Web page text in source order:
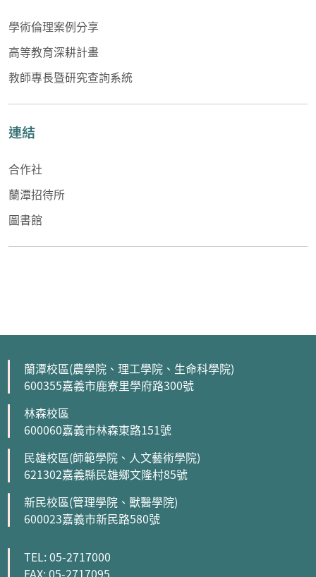
學術倫理案例分享
高等教育深耕計畫
教師專長暨研究查詢系統
連結
合作社
蘭潭招待所
圖書館
蘭潭校區(農學院、理工學院、生命科學院)
600355嘉義市鹿寮里學府路300號
林森校區
600060嘉義市林森東路151號
民雄校區(師範學院、人文藝術學院)
621302嘉義縣民雄鄉文隆村85號
新民校區(管理學院、獸醫學院)
600023嘉義市新民路580號
TEL: 05-2717000
FAX: 05-2717095